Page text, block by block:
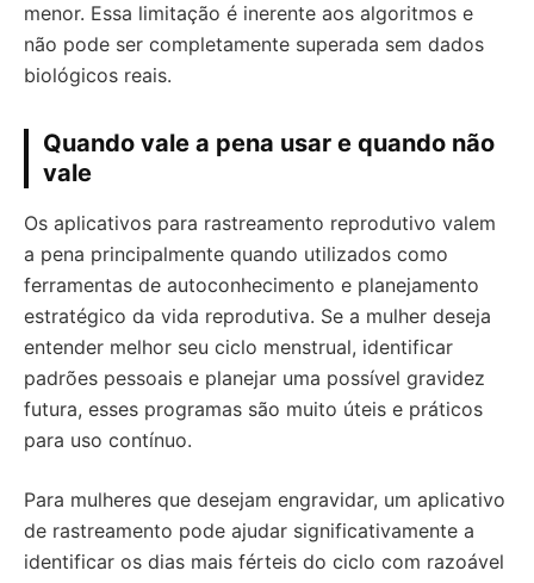
menor. Essa limitação é inerente aos algoritmos e
não pode ser completamente superada sem dados
biológicos reais.
Quando vale a pena usar e quando não
vale
Os aplicativos para rastreamento reprodutivo valem
a pena principalmente quando utilizados como
ferramentas de autoconhecimento e planejamento
estratégico da vida reprodutiva. Se a mulher deseja
entender melhor seu ciclo menstrual, identificar
padrões pessoais e planejar uma possível gravidez
futura, esses programas são muito úteis e práticos
para uso contínuo.
Para mulheres que desejam engravidar, um aplicativo
de rastreamento pode ajudar significativamente a
identificar os dias mais férteis do ciclo com razoável